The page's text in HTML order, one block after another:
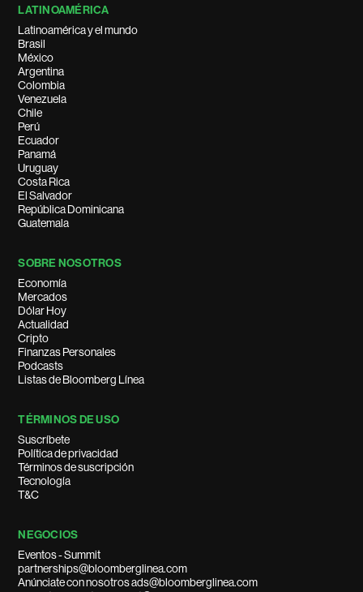
LATINOAMÉRICA
Latinoamérica y el mundo
Brasil
México
Argentina
Colombia
Venezuela
Chile
Perú
Ecuador
Panamá
Uruguay
Costa Rica
El Salvador
República Dominicana
Guatemala
SOBRE NOSOTROS
Economía
Mercados
Dólar Hoy
Actualidad
Cripto
Finanzas Personales
Podcasts
Listas de Bloomberg Línea
TÉRMINOS DE USO
Suscríbete
Política de privacidad
Términos de suscripción
Tecnología
T&C
NEGOCIOS
Eventos - Summit
partnerships@bloomberglinea.com
Anúnciate con nosotros ads@bloomberglinea.com